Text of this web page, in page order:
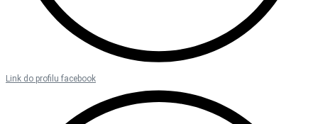
Link do profilu facebook